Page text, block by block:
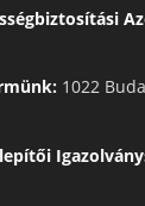
1022